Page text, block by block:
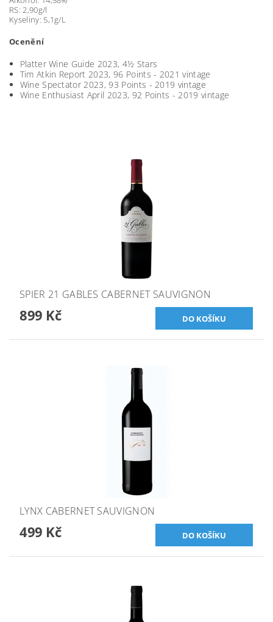
RS: 2,90g/l
Kyseliny: 5,1g/L
Ocenění
Platter Wine Guide 2023, 4½ Stars
Tim Atkin Report 2023, 96 Points - 2021 vintage
Wine Spectator 2023, 93 Points - 2019 vintage
Wine Enthusiast April 2023, 92 Points - 2019 vintage
SPIER 21 GABLES CABERNET SAUVIGNON
899 Kč
LYNX CABERNET SAUVIGNON
499 Kč